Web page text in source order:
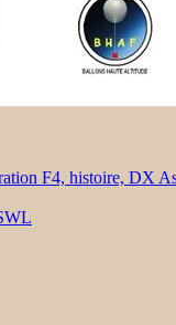
F4, histoire, DX